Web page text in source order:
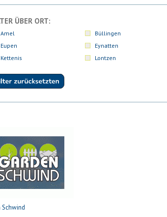
ÜBER ORT:
Amel Büllingen
Eupen
Eynatten
Kettenis
Lontzen
Schwind